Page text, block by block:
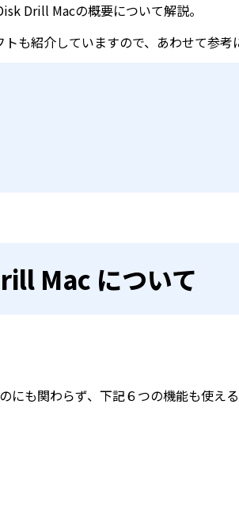
Drill Macの概要について解説。
も紹介していますので、あわせて参考
Mac について
も関わらず、下記６つの機能も使え